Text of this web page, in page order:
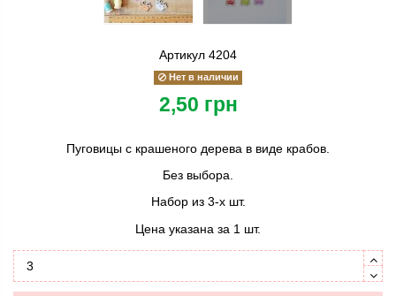
Артикул 4204
Нет в наличии
2,50 грн
Пуговицы с крашеного дерева в виде крабов.
Без выбора.
Набор из 3-х шт.
Цена указана за 1 шт.